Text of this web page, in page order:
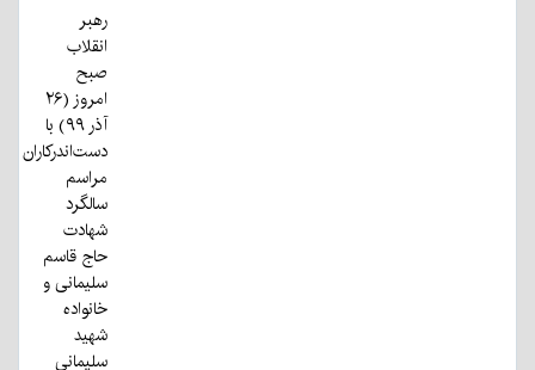
رهبر
انقلاب
صبح
امروز (۲۶
آذر ۹۹) با
دست‌اندرکاران
مراسم
سالگرد
شهادت
حاج قاسم
سلیمانی و
خانواده
شهید
سلیمانی